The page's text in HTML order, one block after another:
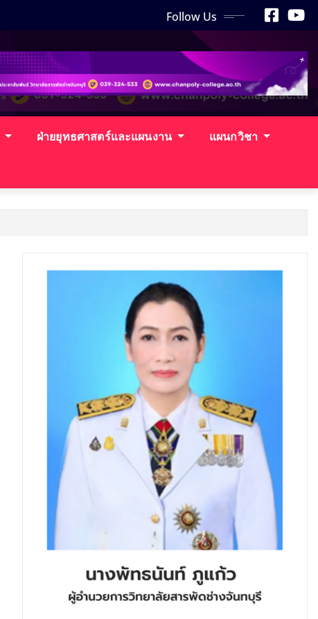
Follow Us
ฝ่ายยุทธศาสตร์และแผนงาน แผนกวิชา